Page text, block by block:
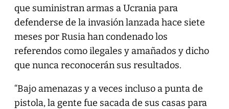
que suministran armas a Ucrania para
defenderse de la invasión lanzada hace siete
meses por Rusia han condenado los
referendos como ilegales y amañados y dicho
que nunca reconocerán sus resultados.
“Bajo amenazas y a veces incluso a punta de
pistola, la gente fue sacada de sus casas para